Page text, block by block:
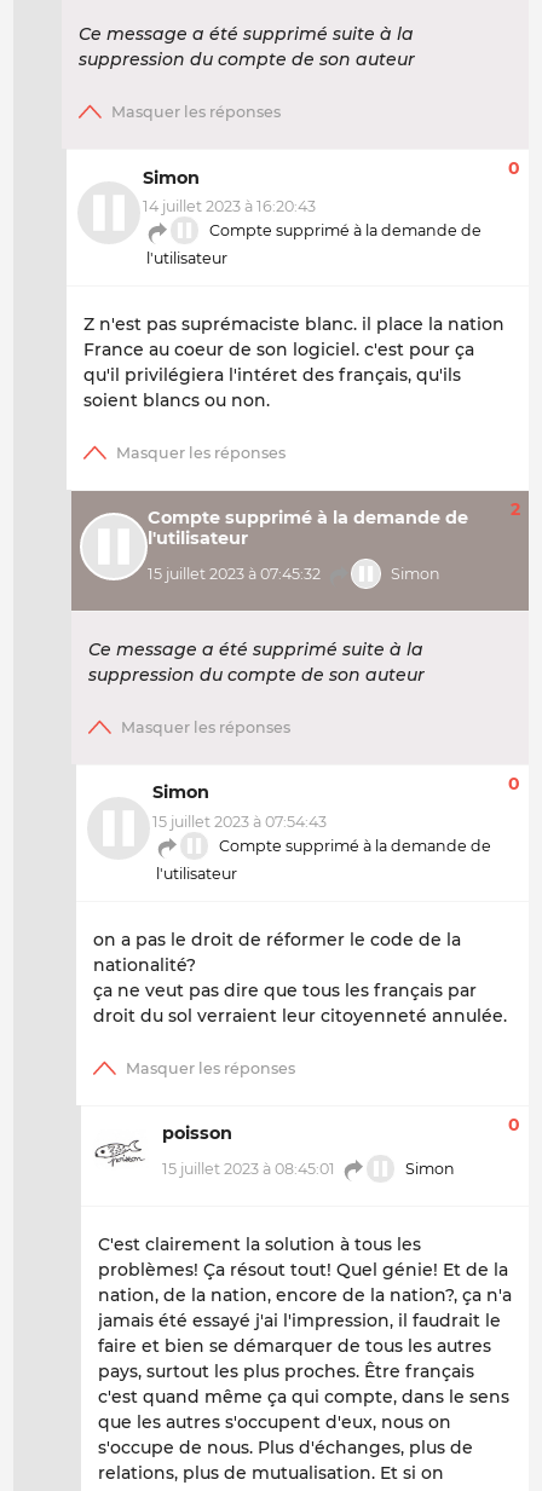
Ce message a été supprimé suite à la
suppression du compte de son auteur
Simon
14 juillet 2023 à 16:20:43
Compte supprimé à la demande de
l'utilisateur
0
Z n'est pas suprémaciste blanc. il place la nation
France au coeur de son logiciel. c'est pour ça
qu'il privilégiera l'intéret des français, qu'ils
soient blancs ou non.
Compte supprimé à la demande de
l'utilisateur
15 juillet 2023 à 07:45:32 Simon
2
Ce message a été supprimé suite à la
suppression du compte de son auteur
Simon
15 juillet 2023 à 07:54:43
Compte supprimé à la demande de
l'utilisateur
0
on a pas le droit de réformer le code de la
nationalité?
ça ne veut pas dire que tous les français par
droit du sol verraient leur citoyenneté annulée.
poisson
15 juillet 2023 à 08:45:01 Simon
0
C'est clairement la solution à tous les
problèmes! Ça résout tout! Quel génie! Et de la
nation, de la nation, encore de la nation?, ça n'a
jamais été essayé j'ai l'impression, il faudrait le
faire et bien se démarquer de tous les autres
pays, surtout les plus proches. Être français
c'est quand même ça qui compte, dans le sens
que les autres s'occupent d'eux, nous on
s'occupe de nous. Plus d'échanges, plus de
relations, plus de mutualisation. Et si on